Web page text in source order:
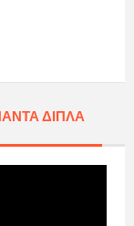
ΔΊΠΛΑ